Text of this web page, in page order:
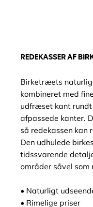
REDEKASSER AF
Birketræets
kombineret med
udfræset kant
afpassede kanter.
så redekassen kan
Den udhulede
tidssvarende
områder såvel som
• Naturligt
• Rimelige priser